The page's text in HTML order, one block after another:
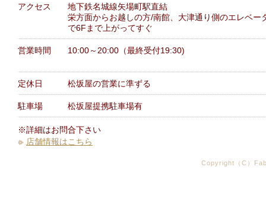
アクセス
地下鉄名城線矢場町駅直結
栄方面からお越しの方/南館、大津通り側のエレベー
で6Fまで上がってすぐ
営業時間 10:00～20:00（最終受付19:30)
定休日 松坂屋の営業に準ずる
駐車場 松坂屋提携駐車場有
※詳細はお問合下さい
店舗情報はこちら
Copyright（C）